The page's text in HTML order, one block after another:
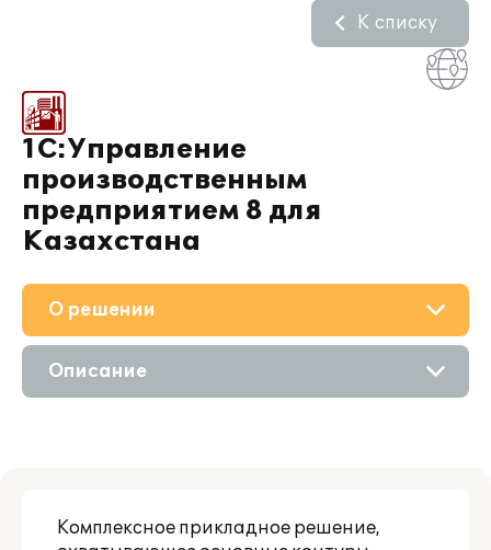
1С:Управление
производственным
предприятием 8 для
Казахстана
К списку
О решении
Приобретение
Описание
Комплексное прикладное решение,